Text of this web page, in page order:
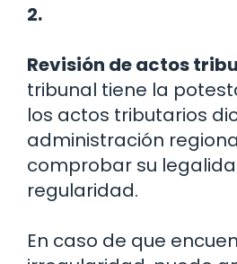
2.
Revisión de actos
tribunal tiene la
los actos tributarios
administración
comprobar su
regularidad.
En caso de que